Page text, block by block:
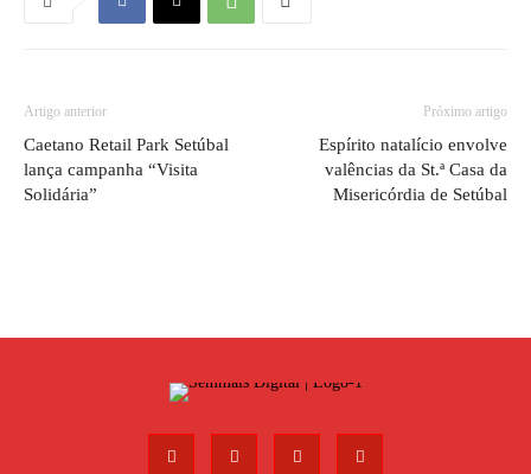
Artigo anterior
Caetano Retail Park Setúbal
lança campanha “Visita
Solidária”
Próximo artigo
Espírito natalício envolve
valências da St.ª Casa da
Misericórdia de Setúbal